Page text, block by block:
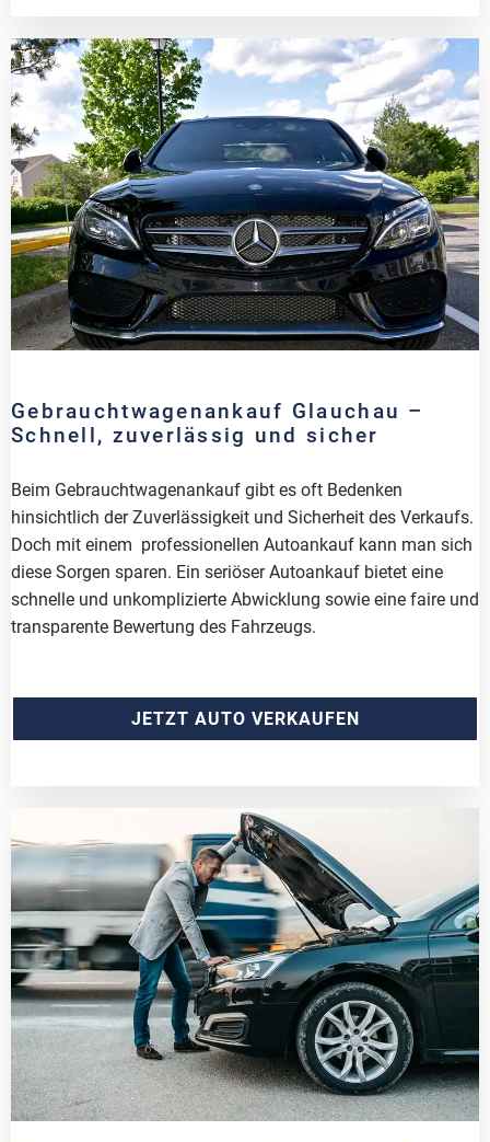
Gebrauchtwagenankauf Glauchau –
Schnell, zuverlässig und sicher
Beim Gebrauchtwagenankauf gibt es oft Bedenken
hinsichtlich der Zuverlässigkeit und Sicherheit des Verkaufs.
Doch mit einem professionellen Autoankauf kann man sich
diese Sorgen sparen. Ein seriöser Autoankauf bietet eine
schnelle und unkomplizierte Abwicklung sowie eine faire und
transparente Bewertung des Fahrzeugs.
JETZT AUTO VERKAUFEN